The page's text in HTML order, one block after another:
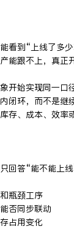
看到“上线了多
能跟不上，真正
开始实现同一口
闭环，而不是继
存、成本、效率
回答“能不能上
瓶颈工序
否同步联动
占用变化